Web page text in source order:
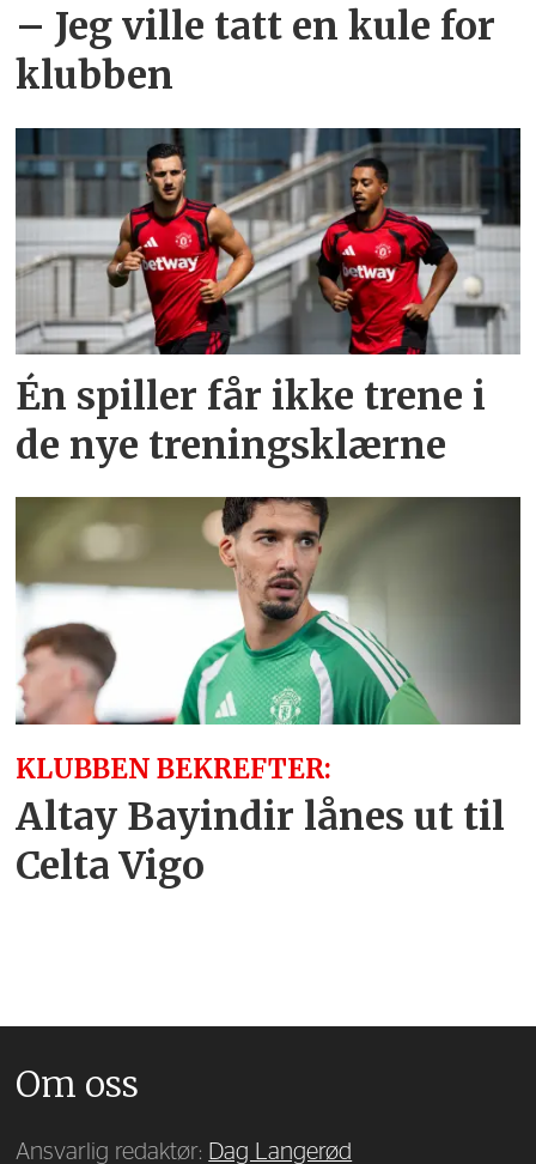
– Jeg ville tatt en kule for
klubben
Én spiller får ikke trene i
de nye treningsklærne
KLUBBEN BEKREFTER:
Altay Bayindir lånes ut til
Celta Vigo
Om oss
Ansvarlig redaktør: Dag Langerød